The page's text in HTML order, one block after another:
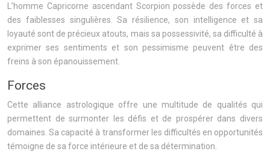
L’homme Capricorne ascendant Scorpion possède des forces et
des faiblesses singulières. Sa résilience, son intelligence et sa
loyauté sont de précieux atouts, mais sa possessivité, sa difficulté à
exprimer ses sentiments et son pessimisme peuvent être des
freins à son épanouissement.
Forces
Cette alliance astrologique offre une multitude de qualités qui
permettent de surmonter les défis et de prospérer dans divers
domaines. Sa capacité à transformer les difficultés en opportunités
témoigne de sa force intérieure et de sa détermination.